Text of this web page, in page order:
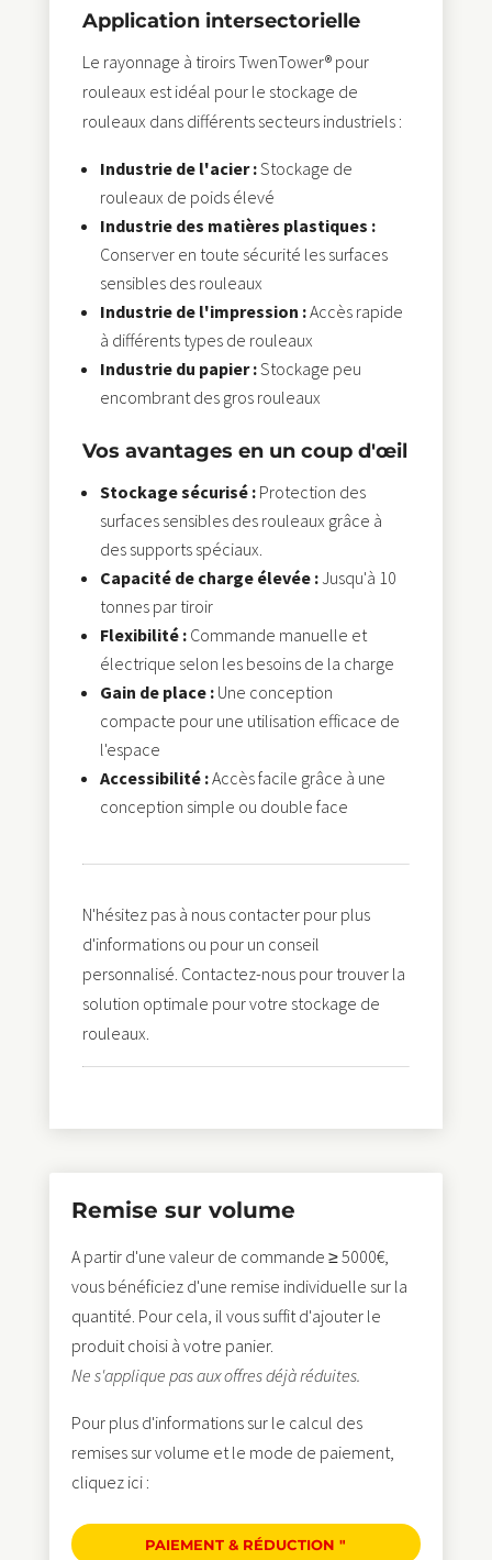
Application intersectorielle
Le rayonnage à tiroirs TwenTower® pour
rouleaux est idéal pour le stockage de
rouleaux dans différents secteurs industriels :
Industrie de l'acier :Stockage de
rouleaux de poids élevé
Industrie des matières plastiques :
Conserver en toute sécurité les surfaces
sensibles des rouleaux
Industrie de l'impression :Accès rapide
à différents types de rouleaux
Industrie du papier :Stockage peu
encombrant des gros rouleaux
Vos avantages en un coup d'œil
Stockage sécurisé :Protection des
surfaces sensibles des rouleaux grâce à
des supports spéciaux.
Capacité de charge élevée :Jusqu'à 10
tonnes par tiroir
Flexibilité :Commande manuelle et
électrique selon les besoins de la charge
Gain de place :Une conception
compacte pour une utilisation efficace de
l'espace
Accessibilité :Accès facile grâce à une
conception simple ou double face
N'hésitez pas à nous contacter pour plus
d'informations ou pour un conseil
personnalisé. Contactez-nous pour trouver la
solution optimale pour votre stockage de
rouleaux.
Remise sur volume
A partir d'une valeur de commande ≥ 5000€,
vous bénéficiez d'une remise individuelle sur la
quantité. Pour cela, il vous suffit d'ajouter le
produit choisi à votre panier.
Ne s'applique pas aux offres déjà réduites.
Pour plus d'informations sur le calcul des
remises sur volume et le mode de paiement,
cliquez ici :
PAIEMENT & RÉDUCTION "